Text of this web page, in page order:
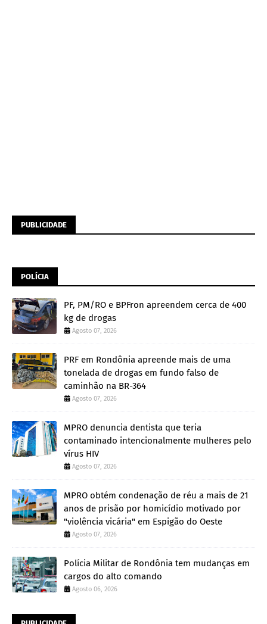
PUBLICIDADE
POLÍCIA
PF, PM/RO e BPFron apreendem cerca de 400
kg de drogas
Agosto 07, 2026
PRF em Rondônia apreende mais de uma
tonelada de drogas em fundo falso de
caminhão na BR-364
Agosto 07, 2026
MPRO denuncia dentista que teria
contaminado intencionalmente mulheres pelo
vírus HIV
Agosto 07, 2026
MPRO obtém condenação de réu a mais de 21
anos de prisão por homicídio motivado por
"violência vicária" em Espigão do Oeste
Agosto 07, 2026
Polícia Militar de Rondônia tem mudanças em
cargos do alto comando
Agosto 06, 2026